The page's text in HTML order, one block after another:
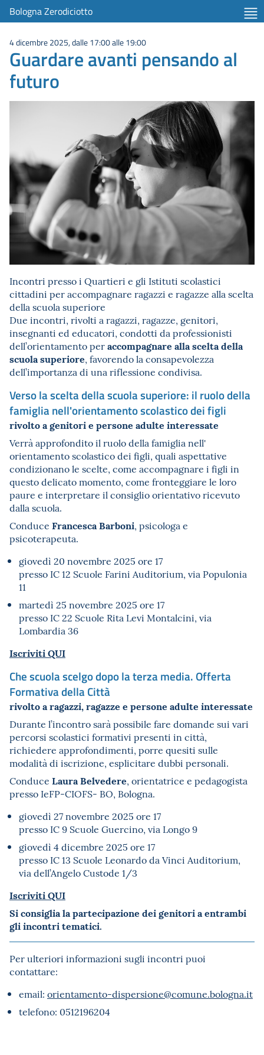
Bologna Zerodiciotto
4 dicembre 2025, dalle 17:00 alle 19:00
Guardare avanti pensando al
futuro
Incontri presso i Quartieri e gli Istituti scolastici
cittadini per accompagnare ragazzi e ragazze alla scelta
della scuola superiore
Due incontri, rivolti a ragazzi, ragazze, genitori,
insegnanti ed educatori, condotti da professionisti
dell’orientamento peraccompagnare alla scelta della
scuola superiore, favorendo la consapevolezza
dell’importanza di una riflessione condivisa.
Verso la scelta della scuola superiore: il ruolo della
famiglia nell'orientamento scolastico dei figli
rivolto a genitori e persone adulte interessate
Verrà approfondito il ruolo della famiglia nell'
orientamento scolastico dei figli, quali aspettative
condizionano le scelte, come accompagnare i figli in
questo delicato momento, come fronteggiare le loro
paure e interpretare il consiglio orientativo ricevuto
dalla scuola.
Conduce Francesca Barboni, psicologa e
psicoterapeuta.
giovedì 20 novembre 2025 ore 17
presso IC 12 Scuole Farini Auditorium, via Populonia
11
martedì 25 novembre 2025 ore 17
presso IC 22 Scuole Rita Levi Montalcini, via
Lombardia 36
Iscriviti QUI
Che scuola scelgo dopo la terza media. Offerta
Formativa della Città
rivolto a ragazzi, ragazze e persone adulte interessate
Durante l’incontro sarà possibile fare domande sui vari
percorsi scolastici formativi presenti in città,
richiedere approfondimenti, porre quesiti sulle
modalità di iscrizione, esplicitare dubbi personali.
Conduce Laura Belvedere, orientatrice e pedagogista
presso IeFP-CIOFS- BO, Bologna.
giovedì 27 novembre 2025 ore 17
presso IC 9 Scuole Guercino, via Longo 9
giovedì 4 dicembre 2025 ore 17
presso IC 13 Scuole Leonardo da Vinci Auditorium,
via dell’Angelo Custode 1/3
Iscriviti QUI
Si consiglia la partecipazione dei genitori a entrambi
gli incontri tematici.
Per ulteriori informazioni sugli incontri puoi
contattare:
email: orientamento-dispersione@comune.bologna.it
telefono: 0512196204